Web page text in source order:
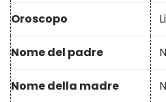
Oroscopo
Nome del padre
Nome della madre